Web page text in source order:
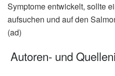
Symptome entwickelt, sollte
aufsuchen und auf den
(ad)
Autoren- und